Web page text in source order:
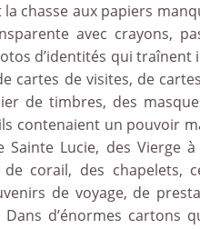
chasse aux papiers
avec crayons,
d’identités qui traînent
cartes de visites, de
de timbres, des
contenaient un pouvoir
Lucie, des Vierge
corail, des chapelets,
de voyage, de
d’énormes cartons